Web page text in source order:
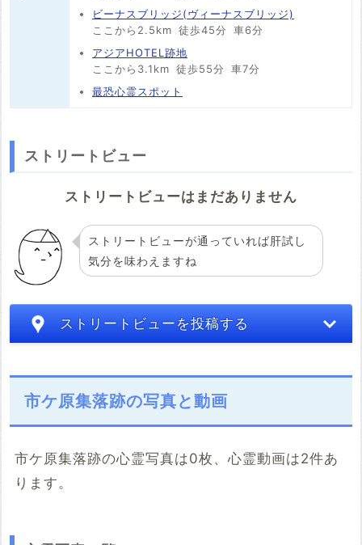
ビーナスブリッジ(ヴィーナスブリッジ)
ここから2.5km 徒歩45分
車6分
アジアHOTEL跡地
ここから3.1km 徒歩55分
車7分
最恐心霊スポット
ストリートビュー
ストリートビューはまだありません
ストリートビューが通っていれば肝試し
気分を味わえますね
ストリートビューを投稿する
※「共有HTML」はパソコンでしか取得できないようです
市ケ原集落跡の写真と動画
市ケ原集落跡の心霊写真は0枚、心霊動画は2件あ
ります。